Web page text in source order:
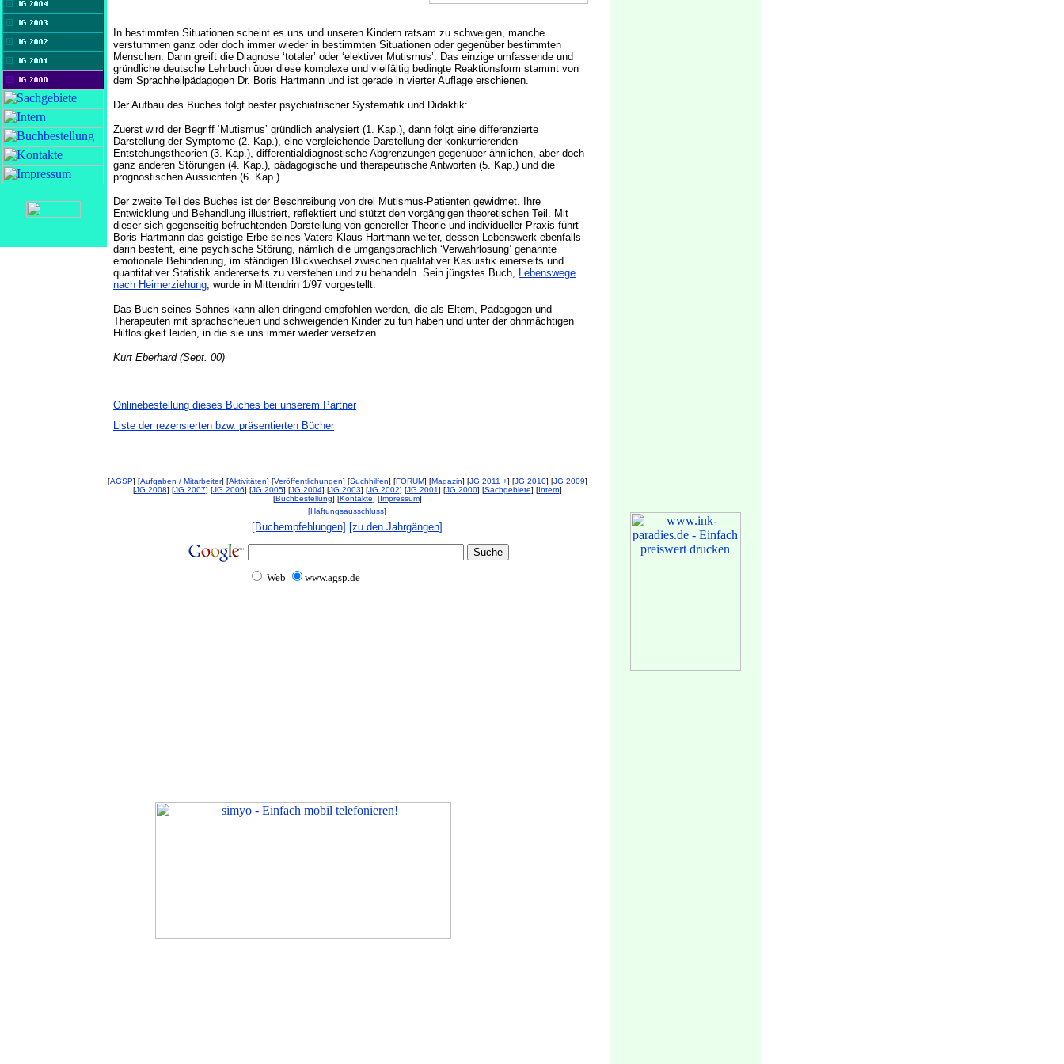
In bestimmten Situationen scheint es uns und unseren Kindern ratsam zu schweigen, manche
verstummen ganz oder doch immer wieder in bestimmten Situationen oder gegenüber bestimmten
Menschen. Dann greift die Diagnose ‘totaler’ oder ‘elektiver Mutismus’. Das einzige umfassende und
gründliche deutsche Lehrbuch über diese komplexe und vielfältig bedingte Reaktionsform stammt von
dem Sprachheilpädagogen Dr. Boris Hartmann und ist gerade in vierter Auflage erschienen.
Der Aufbau des Buches folgt bester psychiatrischer Systematik und Didaktik:
Zuerst wird der Begriff ‘Mutismus’ gründlich analysiert (1. Kap.), dann folgt eine differenzierte
Darstellung der Symptome (2. Kap.), eine vergleichende Darstellung der konkurrierenden
Entstehungstheorien (3. Kap.), differentialdiagnostische Abgrenzungen gegenüber ähnlichen, aber doch
ganz anderen Störungen (4. Kap.), pädagogische und therapeutische Antworten (5. Kap.) und die
prognostischen Aussichten (6. Kap.).
Der zweite Teil des Buches ist der Beschreibung von drei Mutismus-Patienten gewidmet. Ihre
Entwicklung und Behandlung illustriert, reflektiert und stützt den vorgängigen theoretischen Teil. Mit
dieser sich gegenseitig befruchtenden Darstellung von genereller Theorie und individueller Praxis führt
Boris Hartmann das geistige Erbe seines Vaters Klaus Hartmann weiter, dessen Lebenswerk ebenfalls
darin besteht, eine psychische Störung, nämlich die umgangsprachlich ‘Verwahrlosung’ genannte
emotionale Behinderung, im ständigen Blickwechsel zwischen qualitativer Kasuistik einerseits und
quantitativer Statistik andererseits zu verstehen und zu behandeln. Sein jüngstes Buch, Lebenswege
nach Heimerziehung, wurde in Mittendrin 1/97 vorgestellt.
Das Buch seines Sohnes kann allen dringend empfohlen werden, die als Eltern, Pädagogen und
Therapeuten mit sprachscheuen und schweigenden Kinder zu tun haben und unter der ohnmächtigen
Hilflosigkeit leiden, in die sie uns immer wieder versetzen.
Kurt Eberhard (Sept. 00)
Onlinebestellung dieses Buches bei unserem Partner
Liste der rezensierten bzw. präsentierten Bücher
[AGSP] [Aufgaben / Mitarbeiter] [Aktivitäten] [Veröffentlichungen] [Suchhilfen] [FORUM] [Magazin] [JG 2011 +] [JG 2010] [JG 2009]
[JG 2008] [JG 2007] [JG 2006] [JG 2005] [JG 2004] [JG 2003] [JG 2002] [JG 2001] [JG 2000] [Sachgebiete] [Intern]
[Buchbestellung] [Kontakte] [Impressum]
[Haftungsausschluss]
[Buchempfehlungen] [zu den Jahrgängen]
Web www.agsp.de